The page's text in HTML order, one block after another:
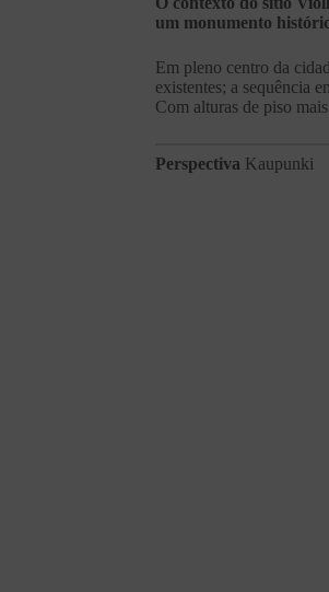
um monumento
Em pleno centro da
existentes; a sequência
Com alturas de piso
Perspectiva Kaupunki